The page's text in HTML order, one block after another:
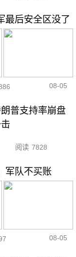
最后安全区没了
08-05
普支持率崩盘
阅读 7828
军队不买账
08-05